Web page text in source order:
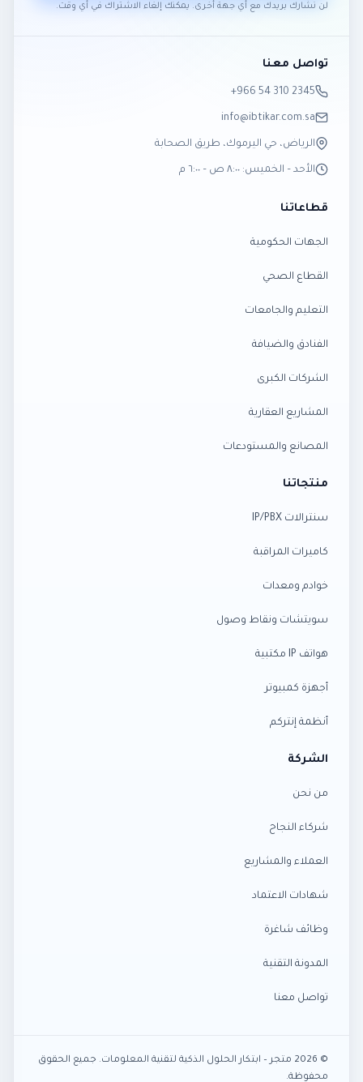
لن نشارك بريدك مع أي جهة أخرى. يمكنك إلغاء الاشتراك في أي وقت.
تواصل معنا
‎+966 54 310 2345
info@ibtikar.com.sa
الرياض، حي اليرموك، طريق الصحابة
الأحد – الخميس: ٨:٠٠ ص – ٦:٠٠ م
قطاعاتنا
الجهات الحكومية
القطاع الصحي
التعليم والجامعات
الفنادق والضيافة
الشركات الكبرى
المشاريع العقارية
المصانع والمستودعات
منتجاتنا
سنترالات IP/PBX
كاميرات المراقبة
خوادم ومعدات
سويتشات ونقاط وصول
هواتف IP مكتبية
أجهزة كمبيوتر
أنظمة إنتركم
الشركة
من نحن
شركاء النجاح
العملاء والمشاريع
شهادات الاعتماد
وظائف شاغرة
المدونة التقنية
تواصل معنا
© 2026 متجر – ابتكار الحلول الذكية لتقنية المعلومات. جميع الحقوق
محفوظة.